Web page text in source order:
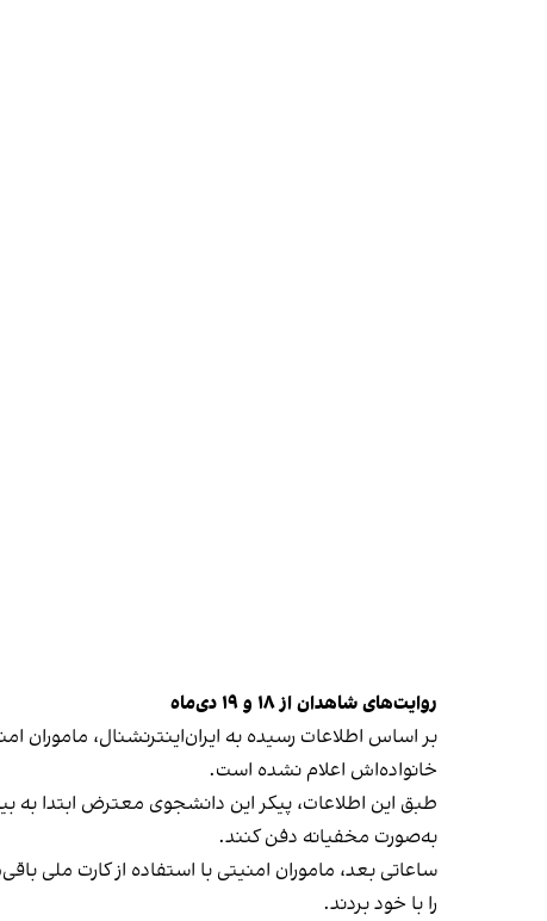
روایت‌های شاهدان از ۱۸ و ۱۹ دی‌ماه
خانواده‌اش اعلام نشده است.
طبق این اطلاعات، پیکر این دانشجوی معترض ابتدا به
به‌صورت مخفیانه دفن کنند.
ساعاتی بعد، ماموران امنیتی با استفاده از کارت ملی
را با خود بردند.